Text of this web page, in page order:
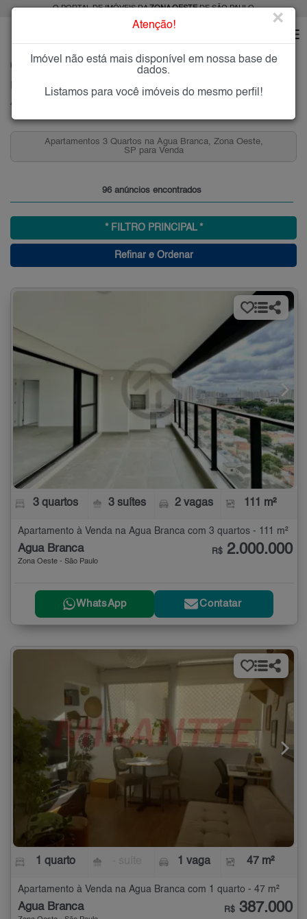
O PORTAL DE IMÓVEIS DAZONA OESTEDE SÃO PAULO
ÁGUA BRANCA
Imóveis à Venda na Água Branca, Zona Oeste, SP
Água Branca, Zona Oeste
Apartamentos 3 Quartos na Água Branca, Zona Oeste,
SP para Venda
96 anúncios encontrados
* FILTRO PRINCIPAL *
Refinar e Ordenar
3 quartos 3 suítes 2 vagas 111 m²
Apartamento à Venda na Água Branca com 3 quartos - 111 m²
Água Branca
Zona Oeste - São Paulo
R$ 2.000.000
WhatsApp Contatar
1 quarto 1 vaga 47 m²
Apartamento à Venda na Água Branca com 1 quarto - 47 m²
Água Branca R$ 387.000
Atenção! ×
Imóvel não está mais disponível em nossa base de
dados.
Listamos para você imóveis do mesmo perfil!